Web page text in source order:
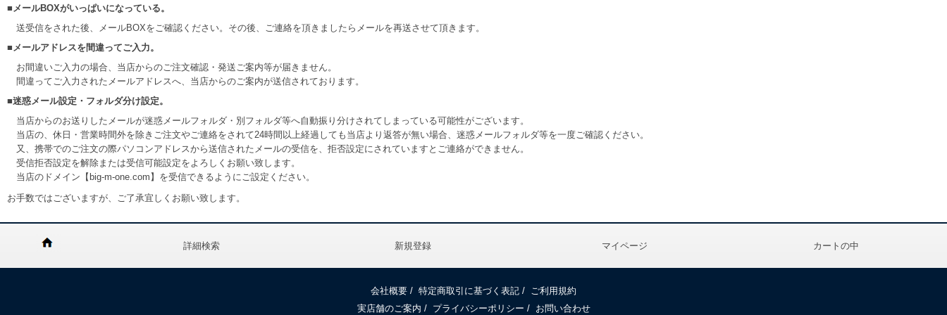
■メールBOXがいっぱいになっている。
送受信をされた後、メールBOXをご確認ください。その後、ご連絡を頂きましたらメールを再送させて頂きます。
■メールアドレスを間違ってご入力。
お間違いご入力の場合、当店からのご注文確認・発送ご案内等が届きません。
間違ってご入力されたメールアドレスへ、当店からのご案内が送信されております。
■迷惑メール設定・フォルダ分け設定。
当店からのお送りしたメールが迷惑メールフォルダ・別フォルダ等へ自動振り分けされてしまっている可能性がございます。
当店の、休日・営業時間外を除きご注文やご連絡をされて24時間以上経過しても当店より返答が無い場合、迷惑メールフォルダ等を一度ご確認ください。
又、携帯でのご注文の際パソコンアドレスから送信されたメールの受信を、拒否設定にされていますとご連絡ができません。
受信拒否設定を解除または受信可能設定をよろしくお願い致します。
当店のドメイン【big-m-one.com】を受信できるようにご設定ください。
お手数ではございますが、ご了承宜しくお願い致します。
詳細検索 新規登録 マイページ カートの中
会社概要 / 特定商取引に基づく表記 /
ご利用規約
実店舗のご案内 / プライバシーポリシー / お問い合わせ